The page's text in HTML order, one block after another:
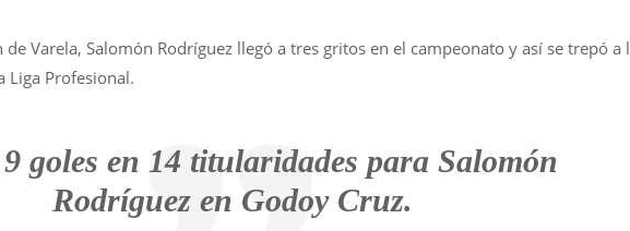
de Varela, Salomón Rodríguez llegó a tres gritos en el campeonato y así se trepó a
Liga Profesional.
9 goles en 14 titularidades para Salomón
Rodríguez en Godoy Cruz.